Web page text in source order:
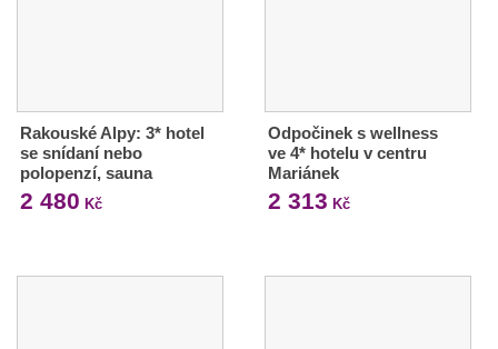
Rakouské Alpy: 3* hotel
se snídaní nebo
polopenzí, sauna
2 480 Kč
Odpočinek s wellness
ve 4* hotelu v centru
Mariánek
2 313 Kč